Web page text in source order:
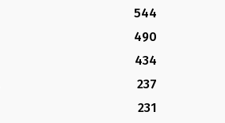
544
490
434
237
231